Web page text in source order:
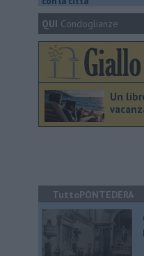
QUI Condoglianze
Un
TuttoPONTEDERA